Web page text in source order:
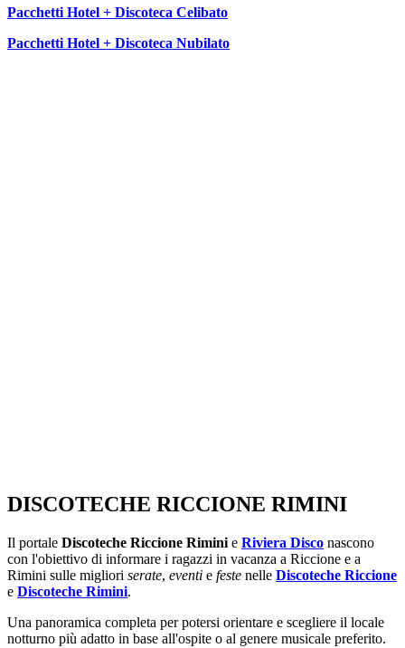
Pacchetti Hotel + Discoteca Celibato
Pacchetti Hotel + Discoteca Nubilato
DISCOTECHE RICCIONE RIMINI
Il portale Discoteche Riccione Rimini e Riviera Disco nascono
con l'obiettivo di informare i ragazzi in vacanza a Riccione e a
Rimini sulle migliori serate, eventi e feste nelle Discoteche Riccione
e Discoteche Rimini.
Una panoramica completa per potersi orientare e scegliere il locale
notturno più adatto in base all'ospite o al genere musicale preferito.